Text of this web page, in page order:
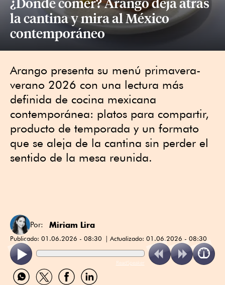
la cantina y mira al México
contemporáneo
Arango presenta su menú primavera-
verano 2026 con una lectura más
definida de cocina mexicana
contemporánea: platos para compartir,
producto de temporada y un formato
que se aleja de la cantina sin perder el
sentido de la mesa reunida.
Por: Miriam Lira
Publicado: 01.06.2026 - 08:30 Actualizado: 01.06.2026 - 08:30
ReadSpeaker
Compartir
por
Compartir
por
Compartir
por
Compartir
por